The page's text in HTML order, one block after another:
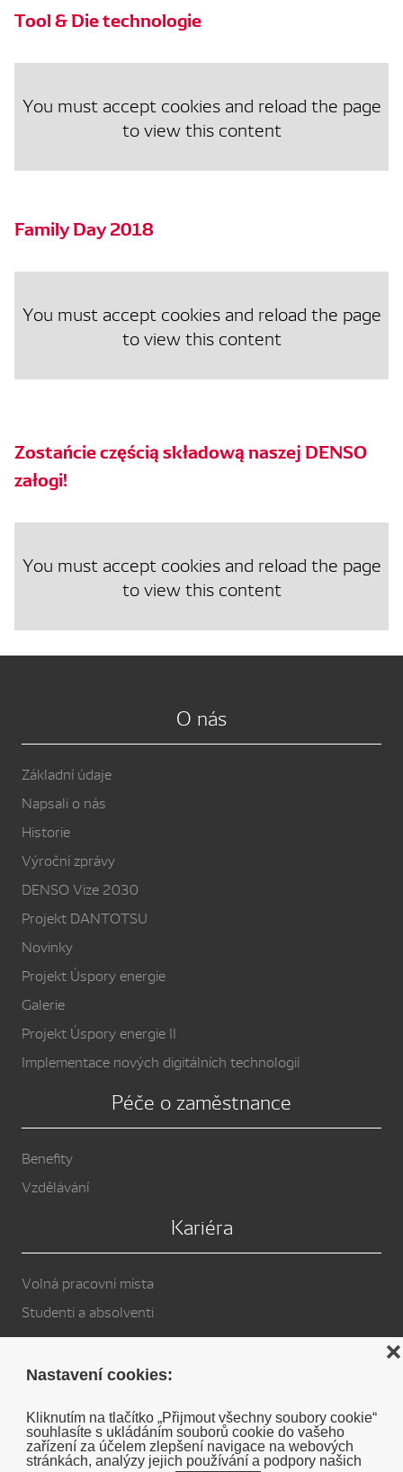
Nastavení cookies:
Kliknutím na tlačítko „Přijmout všechny soubory cookie“
souhlasíte s ukládáním souborů cookie do vašeho
zařízení za účelem zlepšení navigace na webových
stránkách, analýzy jejich používání a podpory našich
❌
Tool & Die technologie
You must accept cookies and reload the page
to view this content
Family Day 2018
You must accept cookies and reload the page
to view this content
Zostańcie częścią składową naszej DENSO
załogi!
You must accept cookies and reload the page
to view this content
O nás
Základní údaje
Napsali o nás
Historie
Výroční zprávy
DENSO Vize 2030
Projekt DANTOTSU
Novinky
Projekt Úspory energie
Galerie
Projekt Úspory energie II
Implementace nových digitálních technologií
Péče o zaměstnance
Benefity
Vzdělávání
Kariéra
Volná pracovní místa
Studenti a absolventi
Cookies
Soukromé prohlášení o vyloučení odpovědnosti DENSO